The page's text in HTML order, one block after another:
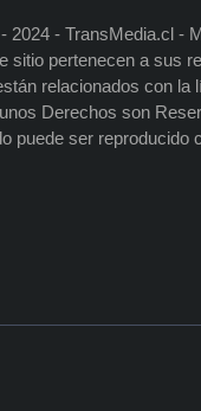
2024 - TransMedia.cl -
sitio pertenecen a sus
relacionados con la
Derechos son
puede ser reproducido